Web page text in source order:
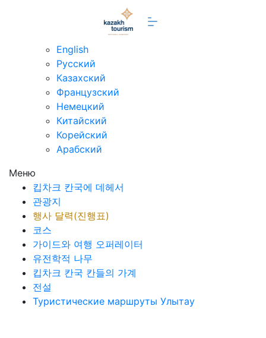
English
Русский
Казахский
Французский
Немецкий
Китайский
Корейский
Арабский
Меню
킵차크 칸국에 데헤서
관광지
행사 달력(진행표)
코스
가이드와 여행 오퍼레이터
유전학적 나무
킵차크 칸국 칸들의 가계
전설
Туристические маршруты Улытау